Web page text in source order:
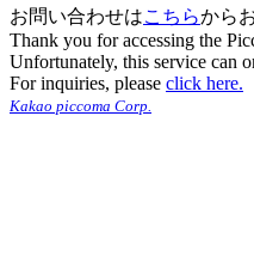
お問い合わせはこちらから
Thank you for accessing the
Unfortunately, this service can
For inquiries, please click here.
Kakao piccoma Corp.